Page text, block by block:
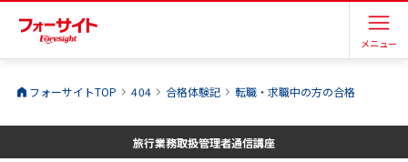
メニュー
フォーサイトTOP 404 合格体験記 転職・求職中の方の合格
旅行業務取扱管理者通信講座